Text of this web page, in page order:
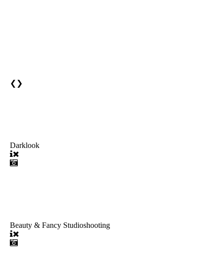
❮ ❯
Darklook
Beauty & Fancy Studioshooting